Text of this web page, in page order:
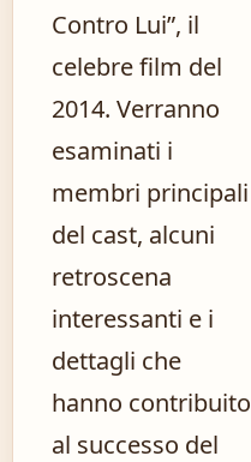
Contro Lui”, il
celebre film del
2014. Verranno
esaminati i
membri principali
del cast, alcuni
retroscena
interessanti e i
dettagli che
hanno contribuito
al successo del